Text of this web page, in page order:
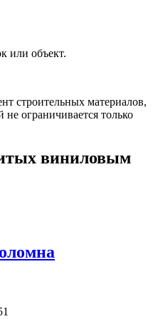
или объект.
строительных материалов,
ограничивается только
виниловым